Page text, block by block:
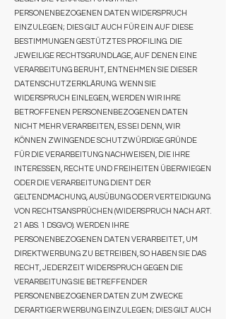
PERSONENBEZOGENEN DATEN WIDERSPRUCH
EINZULEGEN; DIES GILT AUCH FÜR EIN AUF DIESE
BESTIMMUNGEN GESTÜTZTES PROFILING. DIE
JEWEILIGE RECHTSGRUNDLAGE, AUF DENEN EINE
VERARBEITUNG BERUHT, ENTNEHMEN SIE DIESER
DATENSCHUTZERKLÄRUNG. WENN SIE
WIDERSPRUCH EINLEGEN, WERDEN WIR IHRE
BETROFFENEN PERSONENBEZOGENEN DATEN
NICHT MEHR VERARBEITEN, ES SEI DENN, WIR
KÖNNEN ZWINGENDE SCHUTZWÜRDIGE GRÜNDE
FÜR DIE VERARBEITUNG NACHWEISEN, DIE IHRE
INTERESSEN, RECHTE UND FREIHEITEN ÜBERWIEGEN
ODER DIE VERARBEITUNG DIENT DER
GELTENDMACHUNG, AUSÜBUNG ODER VERTEIDIGUNG
VON RECHTSANSPRÜCHEN (WIDERSPRUCH NACH ART.
21 ABS. 1 DSGVO). WERDEN IHRE
PERSONENBEZOGENEN DATEN VERARBEITET, UM
DIREKTWERBUNG ZU BETREIBEN, SO HABEN SIE DAS
RECHT, JEDERZEIT WIDERSPRUCH GEGEN DIE
VERARBEITUNG SIE BETREFFENDER
PERSONENBEZOGENER DATEN ZUM ZWECKE
DERARTIGER WERBUNG EINZULEGEN; DIES GILT AUCH